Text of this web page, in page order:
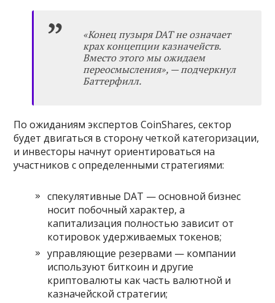
«Конец пузыря DAT не означает
крах концепции казначейств.
Вместо этого мы ожидаем
переосмысления», — подчеркнул
Баттерфилл.
По ожиданиям экспертов CoinShares, сектор
будет двигаться в сторону четкой категоризации,
и инвесторы начнут ориентироваться на
участников с определенными стратегиями:
спекулятивные DAT — основной бизнес
носит побочный характер, а
капитализация полностью зависит от
котировок удерживаемых токенов;
управляющие резервами — компании
используют биткоин и другие
криптовалюты как часть валютной и
казначейской стратегии;